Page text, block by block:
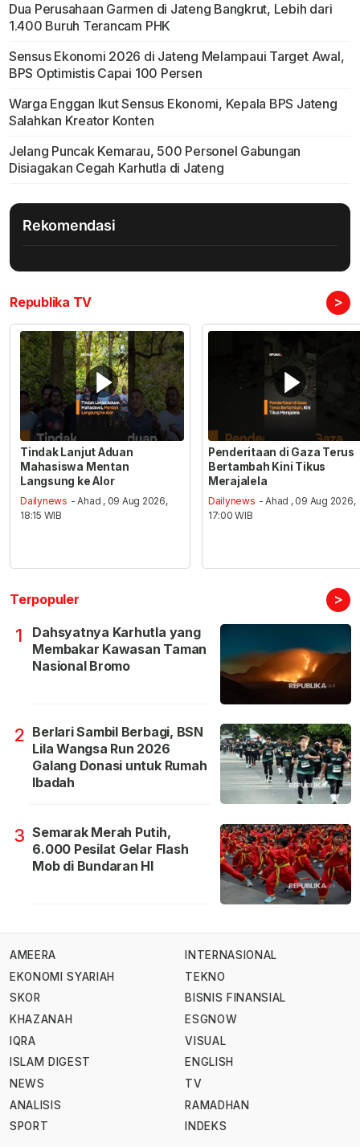
Dua Perusahaan Garmen di Jateng Bangkrut, Lebih dari
1.400 Buruh Terancam PHK
Sensus Ekonomi 2026 di Jateng Melampaui Target Awal,
BPS Optimistis Capai 100 Persen
Warga Enggan Ikut Sensus Ekonomi, Kepala BPS Jateng
Salahkan Kreator Konten
Jelang Puncak Kemarau, 500 Personel Gabungan
Disiagakan Cegah Karhutla di Jateng
Rekomendasi
Republika TV >
Tindak Lanjut Aduan
Mahasiswa Mentan
Langsung ke Alor
Dailynews - Ahad , 09 Aug 2026,
18:15 WIB
Penderitaan di Gaza Terus
Bertambah Kini Tikus
Merajalela
Dailynews - Ahad , 09 Aug 2026,
17:00 WIB
Terpopuler >
1
Dahsyatnya Karhutla yang
Membakar Kawasan Taman
Nasional Bromo
2 Berlari Sambil Berbagi, BSN
Lila Wangsa Run 2026
Galang Donasi untuk Rumah
Ibadah
3 Semarak Merah Putih,
6.000 Pesilat Gelar Flash
Mob di Bundaran HI
AMEERA
EKONOMI SYARIAH
SKOR
KHAZANAH
IQRA
ISLAM DIGEST
NEWS
ANALISIS
SPORT
INTERNASIONAL
TEKNO
BISNIS FINANSIAL
ESGNOW
VISUAL
ENGLISH
TV
RAMADHAN
INDEKS